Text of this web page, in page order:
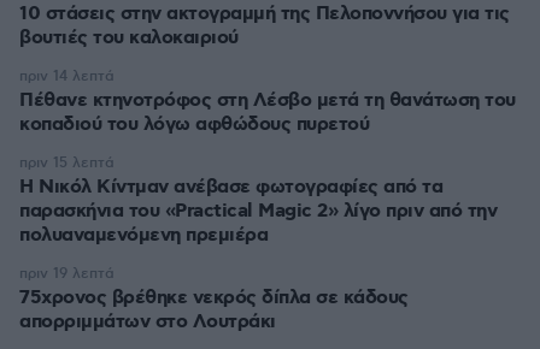
10 στάσεις στην ακτογραμμή της Πελοποννήσου για τις
βουτιές του καλοκαιριού
Πέθανε κτηνοτρόφος στη Λέσβο μετά τη θανάτωση του
κοπαδιού του λόγω αφθώδους πυρετού
πριν 14 λεπτά
Η Νικόλ Κίντμαν ανέβασε φωτογραφίες από τα
παρασκήνια του «Practical Magic 2» λίγο πριν από την
πολυαναμενόμενη πρεμιέρα
πριν 15 λεπτά
75χρονος βρέθηκε νεκρός δίπλα σε κάδους
απορριμμάτων στο Λουτράκι
πριν 19 λεπτά